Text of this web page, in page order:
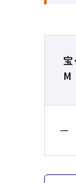
宝
M
ー